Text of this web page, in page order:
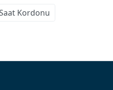
Kordonu